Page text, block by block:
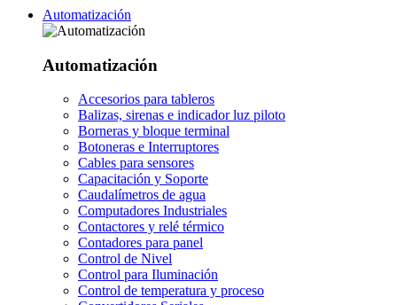
Automatización
Automatización
Accesorios para tableros
Balizas, sirenas e indicador luz piloto
Borneras y bloque terminal
Botoneras e Interruptores
Cables para sensores
Capacitación y Soporte
Caudalímetros de agua
Computadores Industriales
Contactores y relé térmico
Contadores para panel
Control de Nivel
Control para Iluminación
Control de temperatura y proceso